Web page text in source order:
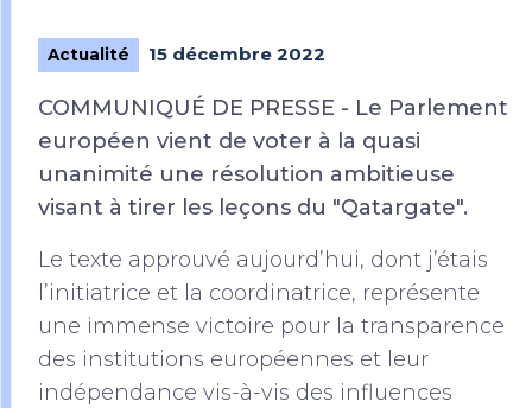
Actualité 15 décembre 2022
COMMUNIQUÉ DE PRESSE - Le Parlement
européen vient de voter à la quasi
unanimité une résolution ambitieuse
visant à tirer les leçons du "Qatargate".
Le texte approuvé aujourd’hui, dont j’étais
l’initiatrice et la coordinatrice, représente
une immense victoire pour la transparence
des institutions européennes et leur
indépendance vis-à-vis des influences